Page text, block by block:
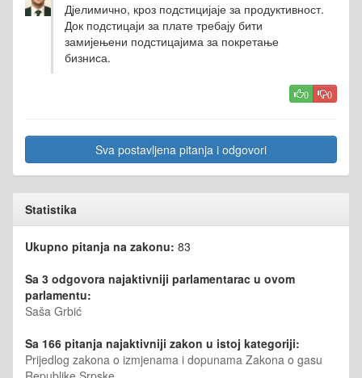
Дјелимично, кроз подстицијаје за продуктивност.
Док подстицаји за плате требају бити
замијењени подстицајима за покретање
бизниса.
0 0
Sva postavljena pitanja i odgovori
Statistika
Ukupno pitanja na zakonu: 83
Sa 3 odgovora najaktivniji parlamentarac u ovom
parlamentu:
Saša Grbić
Sa 166 pitanja najaktivniji zakon u istoj kategoriji:
Prijedlog zakona o izmjenama i dopunama Zakona o gasu